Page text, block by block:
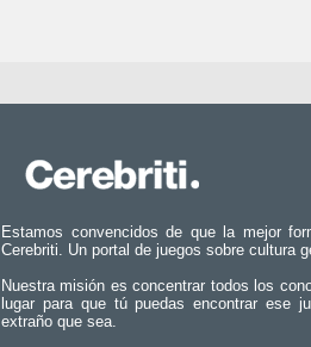
Estamos convencidos de que la mejor
Cerebriti. Un portal de juegos sobre cultura
Nuestra misión es concentrar todos los
lugar para que tú puedas encontrar ese
extraño que sea.